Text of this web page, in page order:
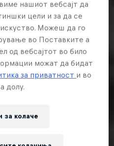
нашиот вебсајт да
цели и за да се
Можеш да го
во Поставките а
од вебсајтот во било
можат да бидат
за приватност и во
долу.
за колачe